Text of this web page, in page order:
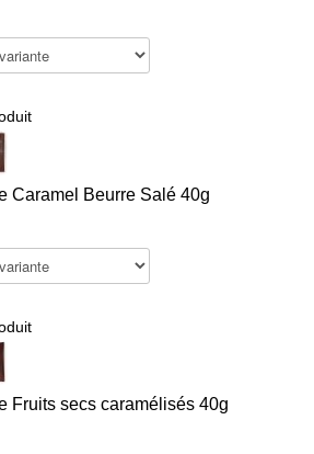
Caramel Beurre Salé 40g
Fruits secs caramélisés 40g